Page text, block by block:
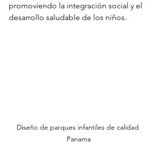
promoviendo la integración social y el
desarrollo saludable de los niños.
Diseño de parques infantiles de calidad
Panama